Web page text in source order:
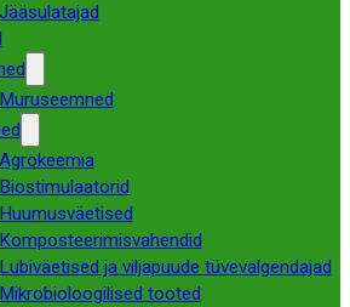
Jääsulatajad
Muruseemned
Agrokeemia
Biostimulaatorid
Huumusväetised
Komposteerimisvahendid
Lubiväetised ja viljapuude tüvevalgendajad
Mikrobioloogilised tooted